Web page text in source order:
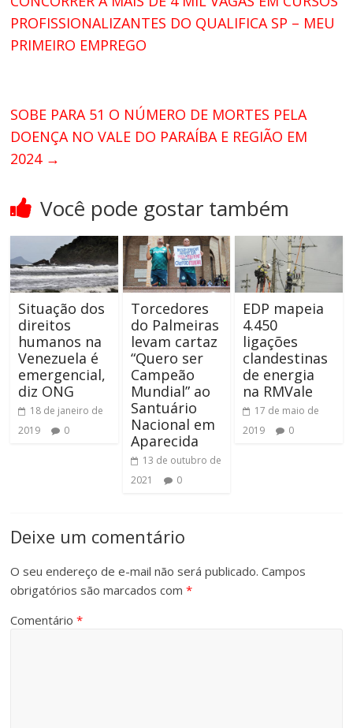
PROFISSIONALIZANTES DO QUALIFICA SP – MEU
PRIMEIRO EMPREGO
SOBE PARA 51 O NÚMERO DE MORTES PELA
DOENÇA NO VALE DO PARAÍBA E REGIÃO EM
2024 →
Você pode gostar também
Situação dos
direitos
humanos na
Venezuela é
emergencial,
diz ONG
18 de janeiro de
2019
0
Torcedores
do Palmeiras
levam cartaz
“Quero ser
Campeão
Mundial” ao
Santuário
Nacional em
Aparecida
13 de outubro de
2021
0
EDP mapeia
4.450
ligações
clandestinas
de energia
na RMVale
17 de maio de
2019
0
Deixe um comentário
O seu endereço de e-mail não será publicado. Campos
obrigatórios são marcados com*
Comentário*